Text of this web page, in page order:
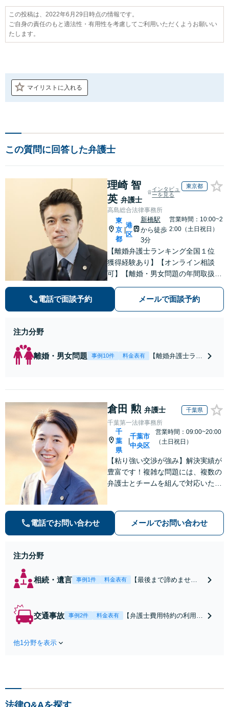
この投稿は、2022年6月29日時点の情報です。
ご自身の責任のもと適法性・有用性を考慮してご利用いただくようお願いい
たします。
マイリストに入れる
この質問に回答した弁護士
理崎 智
英 弁護士
インタビュ
ーを見る
東京都
高島総合法律事務所
東
京
都
港
区
新橋駅
から徒歩
3分
営業時間：10:00~2
2:00（土日祝日）
【離婚弁護士ランキング全国１位
獲得経験あり】【オンライン相談
可】【離婚・男女問題の年間取扱件
き寝入りしたくないという方は是非
ご相談ください。
電話で面談予約 メールで面談予約
注力分野
離婚・男女問題 事例10件 料金表有
【離婚弁護士ラン
円】【離婚・不倫
問題に特化／実績
多数】財産分与、
慰謝料、養育費等
で金銭的に満足で
きる解決を目指し
ます。
倉田 勲 弁護士 千葉県
千葉第一法律事務所
千
葉
県
千葉市
中央区
営業時間：09:00~20:00
（土日祝日）
【粘り強い交渉が強み】解決実績が
豊富です！複雑な問題には、複数の
弁護士とチームを組んで対応いたし
添い、不安を軽減します。まずはお
気軽にご相談ください。
電話でお問い合わせ メールでお問い合わせ
注力分野
相続・遺言 事例1件 料金表有
【最後まで諦めませ
合意してしまう前にご
交通事故 事例2件 料金表有
【弁護士費用特約の利用＆
は損をしてしまうかもしれ
他1分野を表示
法律Q&Aを探す